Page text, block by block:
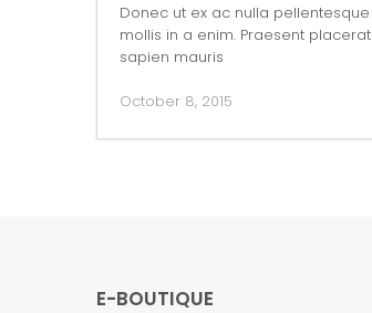
Donec ut ex ac nulla pellentesque
mollis in a enim. Praesent placerat
sapien mauris
October 8, 2015
E-BOUTIQUE